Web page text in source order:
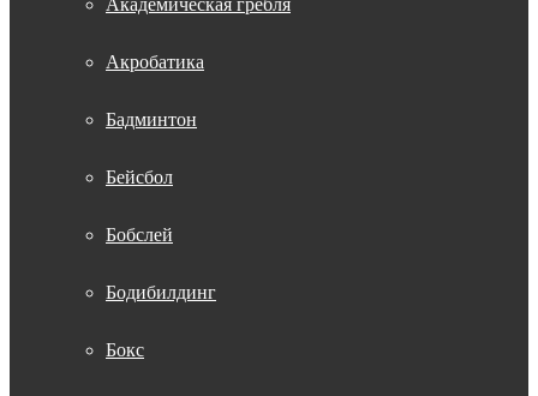
Академическая гребля
Акробатика
Бадминтон
Бейсбол
Бобслей
Бодибилдинг
Бокс